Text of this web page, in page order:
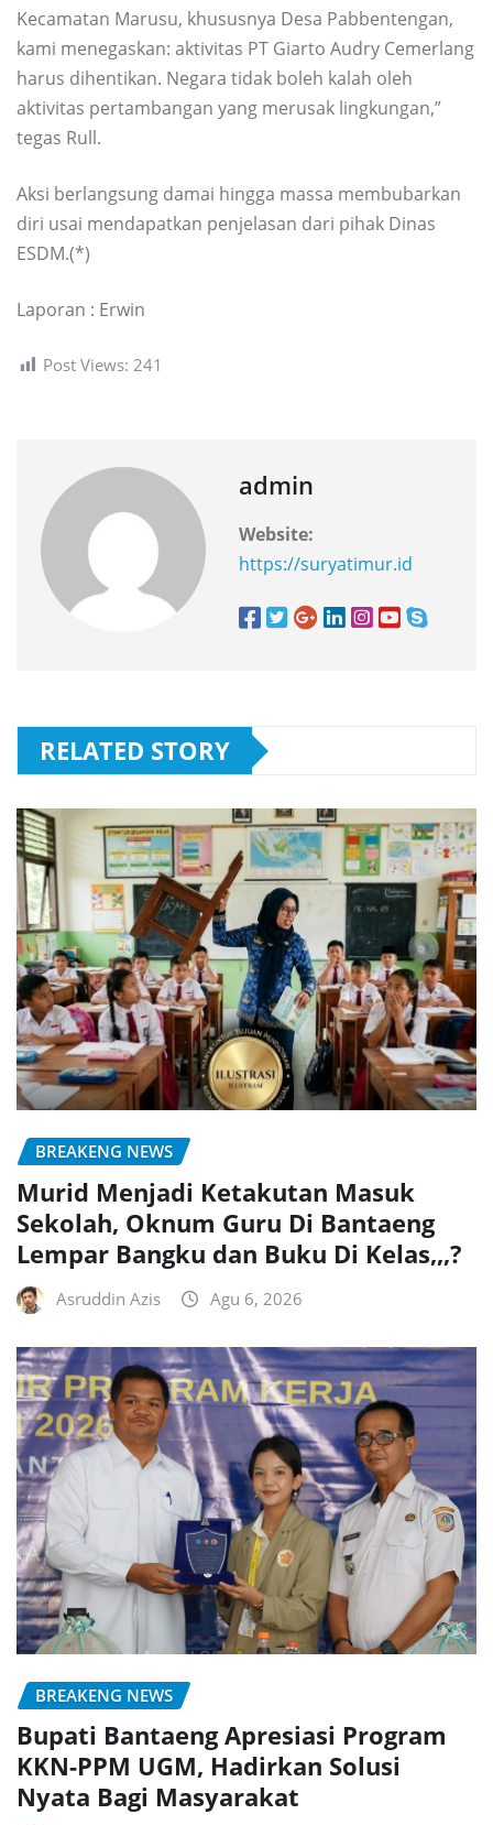
Kecamatan Marusu, khususnya Desa Pabbentengan,
kami menegaskan: aktivitas PT Giarto Audry Cemerlang
harus dihentikan. Negara tidak boleh kalah oleh
aktivitas pertambangan yang merusak lingkungan,”
tegas Rull.
Aksi berlangsung damai hingga massa membubarkan
diri usai mendapatkan penjelasan dari pihak Dinas
ESDM.(*)
Laporan : Erwin
Post Views: 241
admin
Website:
https://suryatimur.id
RELATED STORY
BREAKENG NEWS
Murid Menjadi Ketakutan Masuk
Sekolah, Oknum Guru Di Bantaeng
Lempar Bangku dan Buku Di Kelas,,,?
Asruddin Azis Agu 6, 2026
BREAKENG NEWS
Bupati Bantaeng Apresiasi Program
KKN-PPM UGM, Hadirkan Solusi
Nyata Bagi Masyarakat